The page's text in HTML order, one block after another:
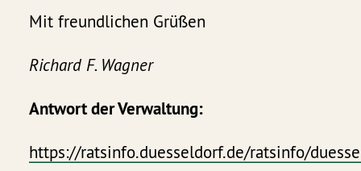
Mit freundlichen Grüßen
Richard F. Wagner
Antwort der Verwaltung:
https://ratsinfo.duesseldorf.de/ratsinfo/